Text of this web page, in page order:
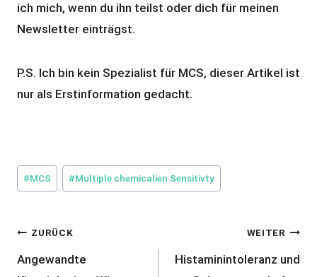
ich mich, wenn du ihn teilst oder dich für meinen
Newsletter einträgst.
P.S. Ich bin kein Spezialist für MCS, dieser Artikel ist
nur als Erstinformation gedacht.
Schlagworte:
#MCS #Multiple chemicalien Sensitivty
Beitragsnavigation
ZURÜCK
Angewandte
WEITER
Histaminintoleranz und